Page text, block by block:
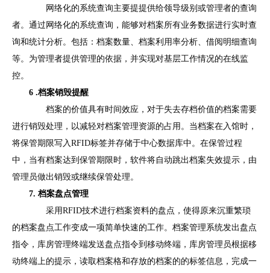
网络化的系统查询主要提提供给领导级别或管理者的查询
者。通过网络化的系统查询，能够对档案所有业务数据进行实时查
询和统计分析。包括：档案数量、档案利用率分析、借阅明细查询
等。为管理者提供管理的依据，并实现对基层工作情况的在线监
控。
6 .档案销毁提醒
档案的价值具有时间效应，对于失去存档价值的档案需要
进行销毁处理，以减轻对档案管理资源的占用。当档案在入馆时，
将保管期限写入RFID标签并存储于中心数据库中。在保管过程
中，当有档案达到保管期限时，软件将自动跳出档案失效提示，由
管理员做出销毁或继续保管处理。
7. 档案盘点管理
采用RFID技术进行档案资料的盘点，使得原来沉重繁琐
的档案盘点工作变成一项简单快速的工作。档案管理系统发出盘点
指令，库房管理终端发送盘点指令到移动终端，库房管理员根据移
动终端上的提示，读取档案格和存放的档案的的标签信息，完成一